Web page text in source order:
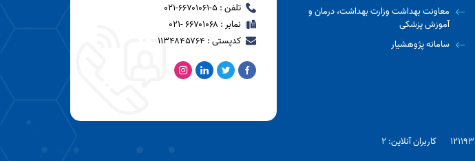
معاونت بهداشت وزارت بهداشت، درمان و
آموزش پزشکی
سامانه پژوهشیار
تلفن : ۵-۶۶۷۰۱۰۶۱-۰۲۱
نمابر : ۶۶۷۰۱۰۶۸ -۰۲۱
کدپستی : ۱۱۳۴۸۴۵۷۶۴
کاربران آنلاین: 2